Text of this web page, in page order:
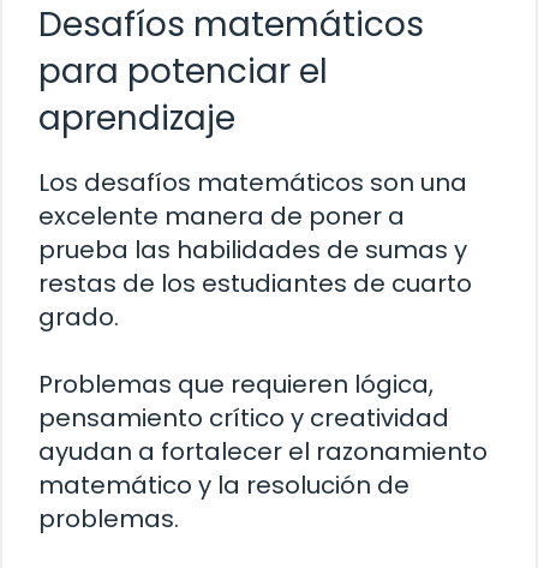
Desafíos matemáticos
para potenciar el
aprendizaje
Los desafíos matemáticos son una
excelente manera de poner a
prueba las habilidades de sumas y
restas de los estudiantes de cuarto
grado.
Problemas que requieren lógica,
pensamiento crítico y creatividad
ayudan a fortalecer el razonamiento
matemático y la resolución de
problemas.